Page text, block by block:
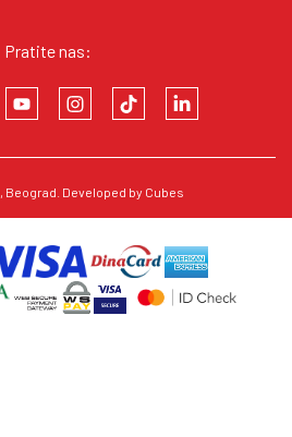
Pratite nas:
, Beograd. Developed by Cubes